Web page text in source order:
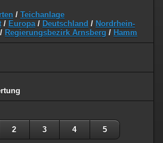
/ Teichanlage
/ Europa / Deutschland / Nordrhein-
/ Regierungsbezirk Arnsberg / Hamm
2 3 4 5